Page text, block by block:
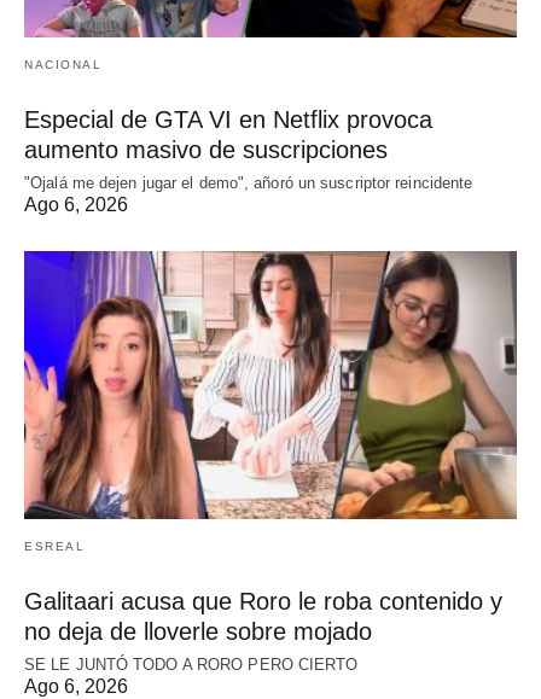
NACIONAL
Especial de GTA VI en Netflix provoca
aumento masivo de suscripciones
"Ojalá me dejen jugar el demo", añoró un suscriptor reincidente
Ago 6, 2026
ESREAL
Galitaari acusa que Roro le roba contenido y
no deja de lloverle sobre mojado
SE LE JUNTÓ TODO A RORO PERO CIERTO
Ago 6, 2026